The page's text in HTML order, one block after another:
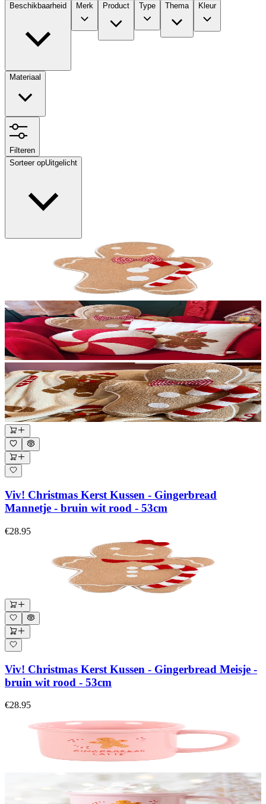
Beschikbaarheid Merk Product Type Thema Kleur
Materiaal
Filteren
Sorteer opUitgelicht
Viv! Christmas Kerst Kussen - Gingerbread
Mannetje - bruin wit rood - 53cm
€28.95
Viv! Christmas Kerst Kussen - Gingerbread Meisje -
bruin wit rood - 53cm
€28.95